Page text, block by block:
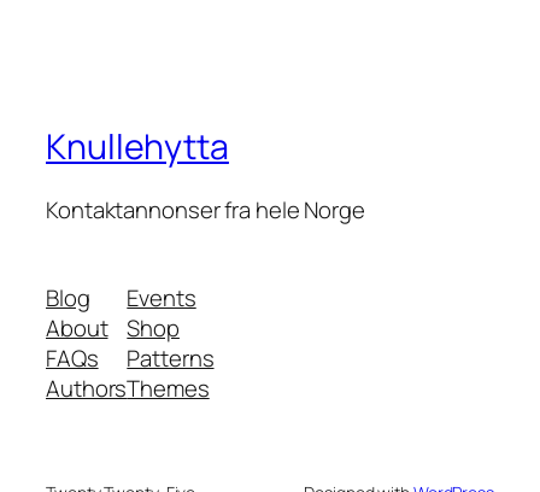
Knullehytta
Kontaktannonser fra hele Norge
Blog
About
FAQs
Authors
Events
Shop
Patterns
Themes